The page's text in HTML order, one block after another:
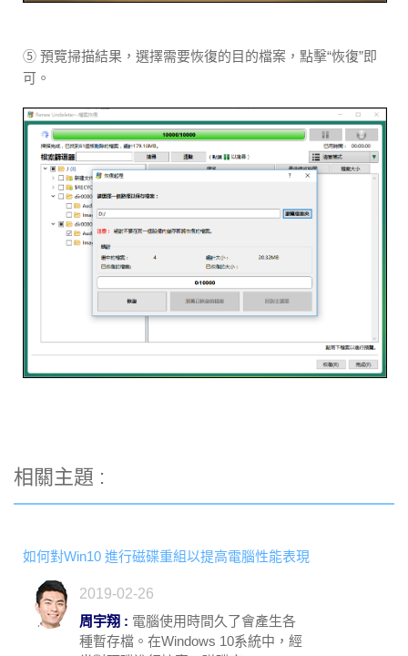
⑤ 預覽掃描結果，選擇需要恢復的目的檔案，點擊“恢復”即
可。
相關主題 :
如何對Win10 進行磁碟重組以提高電腦性能表現
2019-02-26
周宇翔 : 電腦使用時間久了會產生各
種暫存檔。在Windows 10系統中，經